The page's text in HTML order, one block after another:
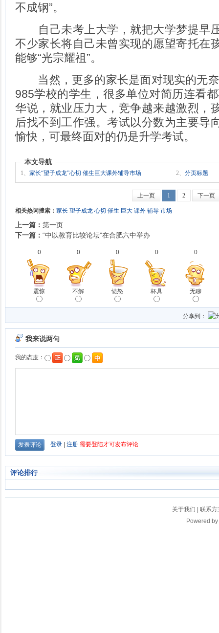
不成钢”。
自己未考上大学，就把大学梦提早
不少家长将自己未曾实现的愿望寄托在
能够“光宗耀祖”。
当然，更多的家长是面对现实的无奈
985学校的学生，很多单位对简历连看
华说，就业压力大，竞争越来越激烈，
后找不到工作强。考试以分数为主要导
愉快，可最终面对的仍是升学考试。
本文导航
1、 家长“望子成龙”心切 催生巨大课外辅导市场 2、 分页标题
上一页 1 2 下一页
相关热词搜索： 家长 望子成龙 心切 催生 巨大 课外 辅导 市场
上一篇： 第一页
下一篇： “中以教育比较论坛”在合肥六中举办
0
震惊
0
不解
0
愤怒
0
杯具
0
无聊
分享到：
评论排行
关于我们
联系方
Powered by